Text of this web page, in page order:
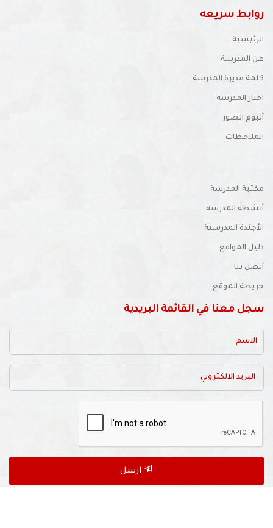
روابط سريعه
الرئيسية
عن المدرسة
كلمة مديرة المدرسة
اخبار المدرسة
ألبوم الصور
الملاحظات
مكتبة المدرسة
أنشطة المدرسة
الأجندة المدرسية
دليل المواقع
أتصل بنا
خريطة الموقع
سجل معنا في القائمة البريدية